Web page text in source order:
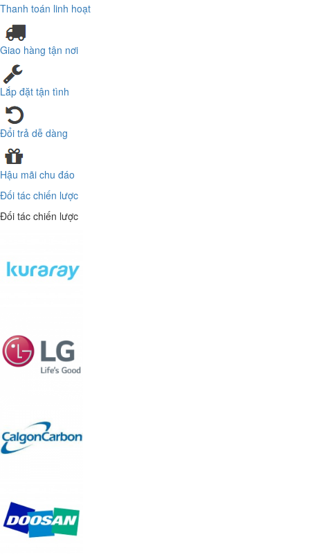
Thanh toán linh hoạt
Giao hàng tận nơi
Lắp đặt tận tình
Đổi trả dễ dàng
Hậu mãi chu đáo
Đối tác chiến lược
Đối tác chiến lược